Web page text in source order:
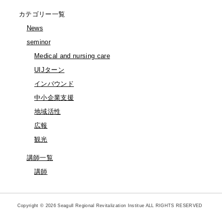
カテゴリー一覧
News
seminor
Medical and nursing care
UIJターン
インバウンド
中小企業支援
地域活性
広報
観光
講師一覧
講師
Copyright © 2026 Seagull Regional Revitalization Institue ALL RIGHTS RESERVED